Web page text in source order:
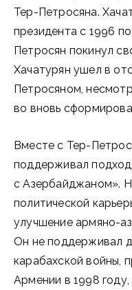
Тер-Петросяна.
президента с 1996
Петросян покинул
Хачатурян ушел в
Петросяном,
во вновь
Вместе с Тер-
поддерживал
с Азербайджаном».
политической
улучшение армяно-
Он не поддерживал
карабахской войны,
Армении в 1998